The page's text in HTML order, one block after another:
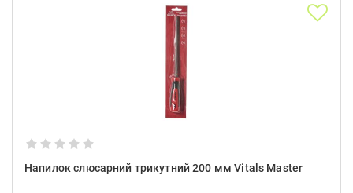
Напилок слюсарний трикутний 200 мм Vitals Master